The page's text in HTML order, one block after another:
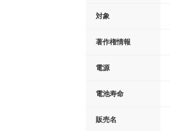
対象
著作権情報
電源
電池寿命
販売名